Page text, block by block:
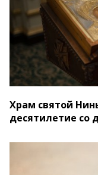
Храм святой
десятилетие со